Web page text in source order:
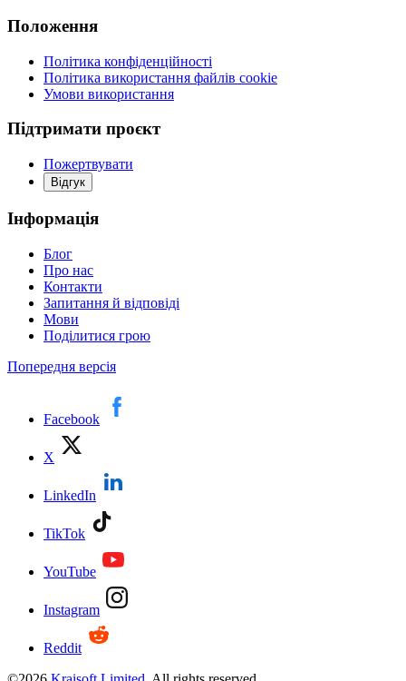
Положення
Політика конфіденційності
Політика використання файлів cookie
Умови використання
Підтримати проєкт
Пожертвувати
Відгук
Інформація
Блог
Про нас
Контакти
Запитання й відповіді
Мови
Поділитися грою
Попередня версія
Facebook
X
LinkedIn
TikTok
YouTube
Instagram
Reddit